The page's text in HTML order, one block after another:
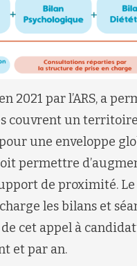
2021 par l’ARS, a
couvrent un
une enveloppe
permettre
de proximité.
les bilans et
cet appel à
et par an.